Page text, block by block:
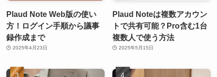
Plaud Note Web版の使い
方！ログイン手順から議事
録作成まで
2025年4月23日
Plaud Noteは複数アカウン
トで共有可能？Pro含む1台
複数人で使う方法
2025年5月15日